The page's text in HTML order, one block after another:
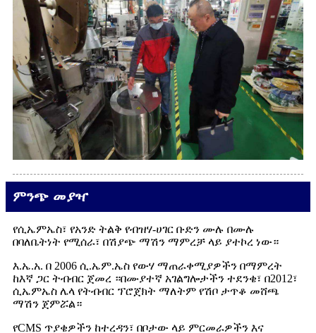
ምንጭ መያዣ
የሲኤምኤስ፣ የአንድ ትልቅ የብዝሃ-ሀገር ቡድን ሙሉ በሙሉ
በባለቤትነት የሚሰራ፣ በሽያጭ ማሽን ማምረቻ ላይ ያተኮረ ነው።
እ.ኤ.አ. በ 2006 ሲ.ኤም.ኤስ የውሃ ማጠራቀሚያዎችን በማምረት
ከእኛ ጋር ትብብር ጀመረ ።በሙያተኛ አገልግሎታችን ተደንቄ፣ በ2012፣
ሲኤምኤስ ሌላ የትብብር ፕሮጀክት ማለትም የሽቦ ታጥቆ መሸጫ
ማሽን ጀምሯል።
የCMS ጥያቄዎችን ከተረዳን፣ በቦታው ላይ ምርመራዎችን እና